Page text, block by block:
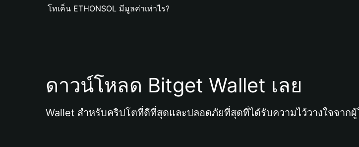
โทเค็น ETHONSOL มีมูลค่าเท่าไร?
ดาวน์โหลด Bitget Wallet เลย
Wallet สำหรับคริปโตที่ดีที่สุดและปลอดภัยที่สุดที่ได้รับความไว้วางใจจาก